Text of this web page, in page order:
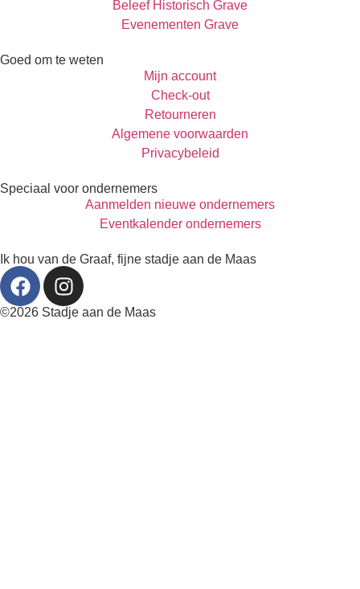
Beleef Historisch Grave
Evenementen Grave
Goed om te weten
Mijn account
Check-out
Retourneren
Algemene voorwaarden
Privacybeleid
Speciaal voor ondernemers
Aanmelden nieuwe ondernemers
Eventkalender ondernemers
Ik hou van de Graaf, fijne stadje aan de Maas
©2026 Stadje aan de Maas